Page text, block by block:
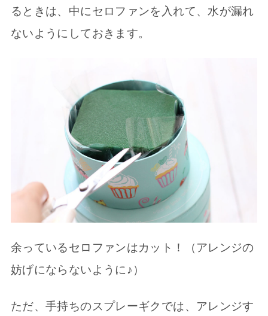
るときは、中にセロファンを入れて、水が漏れ
ないようにしておきます。
余っているセロファンはカット！（アレンジの
妨げにならないように♪）
ただ、手持ちのスプレーギクでは、アレンジす